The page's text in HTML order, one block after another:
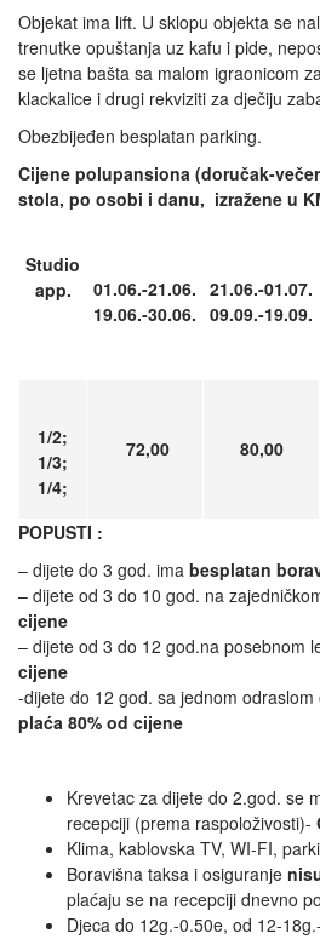
Objekat ima lift. U sklopu objekta se
trenutke opuštanja uz kafu i pide,
se ljetna bašta sa malom igraonicom
klackalice i drugi rekviziti za dječiju
Obezbijeđen besplatan parking.
Cijene polupansiona (doručak-
stola, po osobi i danu, izražene u
Studio
app.
01.06.-21.06.
19.06.-30.06.
21.06.-01.07.
09.09.-19.09.
1/2;
1/3;
1/4;
72,00 80,00
POPUSTI :
– dijete do 3 god. ima besplatan
– dijete od 3 do 10 god. na
cijene
– dijete od 3 do 12 god.na posebnom
cijene
-dijete do 12 god. sa jednom
plaća 80% od cijene
Krevetac za dijete do 2.god. se
recepciji (prema raspoloživosti)-
Klima, kablovska TV, WI-FI,
Boravišna taksa i osiguranje
plaćaju se na recepciji dnevno
Djeca do 12g.-0.50e, od 12-